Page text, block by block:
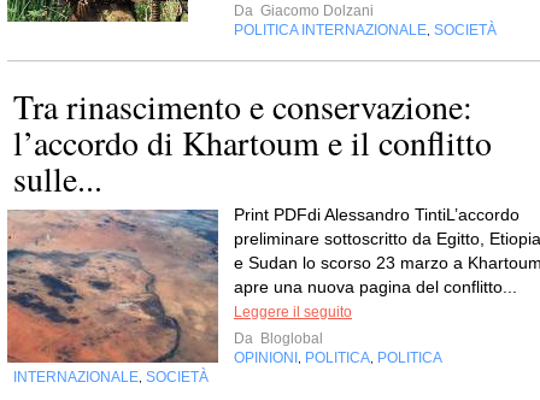
Da Giacomo Dolzani
POLITICA INTERNAZIONALE SOCIETÀ
Tra rinascimento e conservazione:
l’accordo di Khartoum e il conflitto
sulle...
Print PDFdi Alessandro TintiL’accordo
preliminare sottoscritto da Egitto, Etiopia
e Sudan lo scorso 23 marzo a
apre una nuova pagina del conflitto...
Leggere il seguito
Da Bloglobal
OPINIONI POLITICA POLITICA
INTERNAZIONALE SOCIETÀ